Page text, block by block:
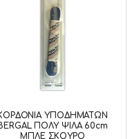
ΥΠΟΔΗΜΑΤΩΝ
ΠΟΛΥ ΨΙΛΑ 60cm
ΜΠΛΕ ΣΚΟΥΡΟ